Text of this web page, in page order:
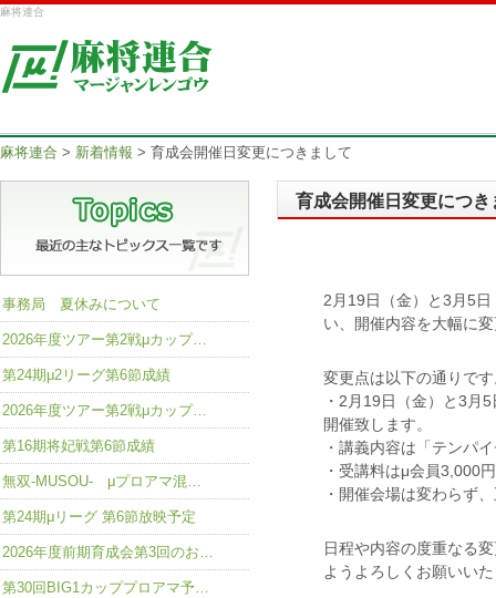
麻将連合
麻将連合 > 新着情報 > 育成会開催日変更につきまして
育成会開催日変更につき
2月19日（金）と3月5
い、開催内容を大幅に
変更点は以下の通りで
・2月19日（金）と3月
開催致します。
・講義内容は「テンパ
・受講料はμ会員3,000
・開催会場は変わらず
日程や内容の度重なる
ようよろしくお願いい
事務局 夏休みについて
2026年度ツアー第2戦μカップ…
第24期μ2リーグ第6節成績
2026年度ツアー第2戦μカップ…
第16期将妃戦第6節成績
無双-MUSOU- μプロアマ混…
第24期μリーグ 第6節放映予定
2026年度前期育成会第3回のお…
第30回BIG1カッププロアマ予…